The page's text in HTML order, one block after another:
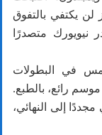
لن يكتفي بالتفوق
نيويورك متصدرًا
في البطولات
رائع، بالطبع.
إلى النهائي،